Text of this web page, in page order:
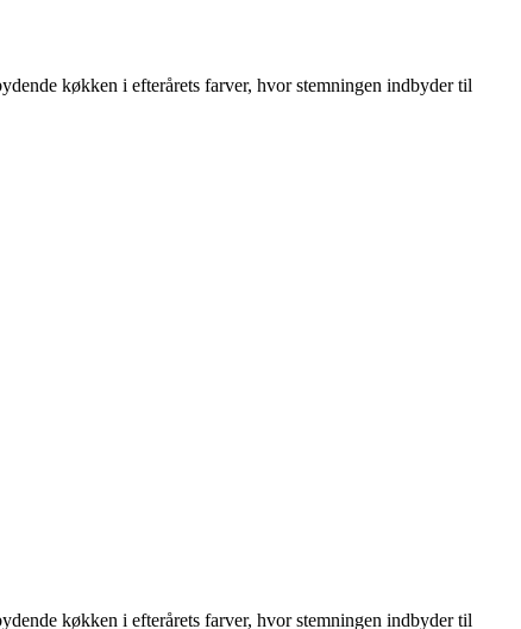
køkken i efterårets farver, hvor stemningen indbyder til
køkken i efterårets farver, hvor stemningen indbyder til